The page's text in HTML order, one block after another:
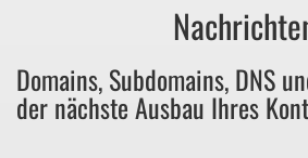
Bezahlen Sie
für Dinge, die sie gar
Domains, Subdomains, DNS
der nächste Ausbau Ihres